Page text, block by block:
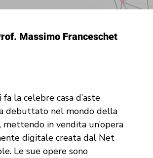
Massimo Franceschet
fa la celebre casa d’aste
debuttato nel mondo della
in vendita un’opera
digitale creata dal Net
Le sue opere sono